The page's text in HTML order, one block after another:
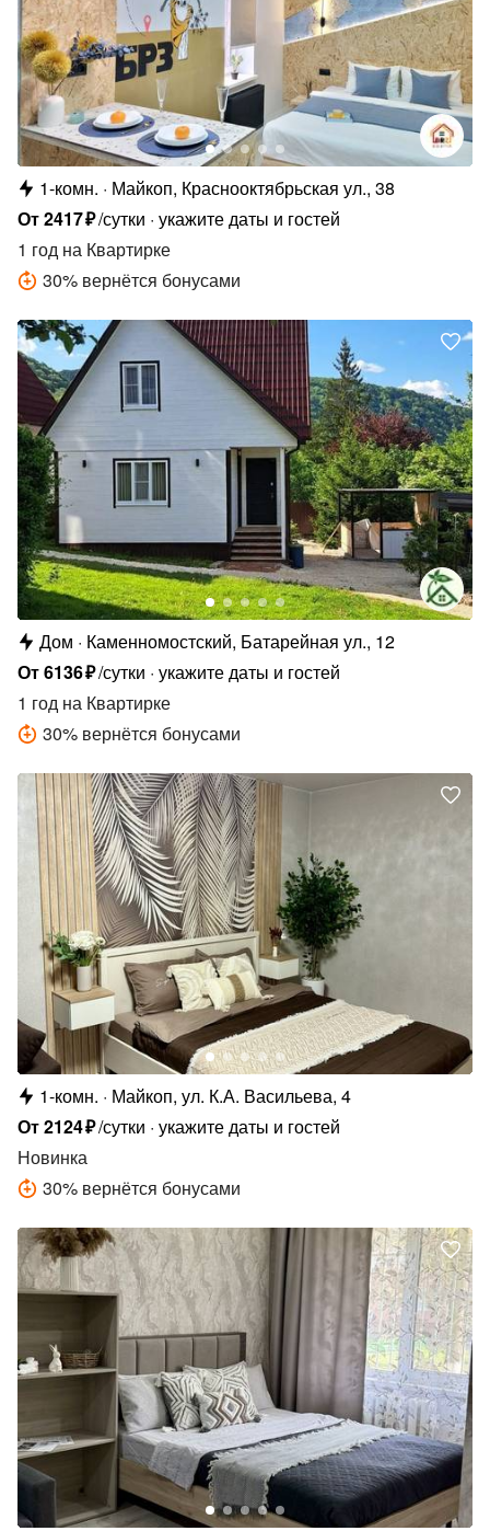
1-комн.
Майкоп, Краснооктябрьская ул., 38
От2417₽/сутки укажите даты и гостей
1 год на Квартирке
30% вернётся бонусами
Дом
Каменномостский, Батарейная ул., 12
От6136₽/сутки укажите даты и гостей
1 год на Квартирке
30% вернётся бонусами
1-комн.
Майкоп, ул. К.А. Васильева, 4
От2124₽/сутки укажите даты и гостей
Новинка
30% вернётся бонусами